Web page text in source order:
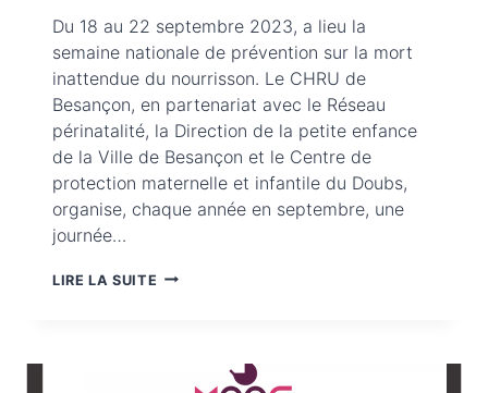
Du 18 au 22 septembre 2023, a lieu la
semaine nationale de prévention sur la mort
inattendue du nourrisson. Le CHRU de
Besançon, en partenariat avec le Réseau
périnatalité, la Direction de la petite enfance
de la Ville de Besançon et le Centre de
protection maternelle et infantile du Doubs,
organise, chaque année en septembre, une
journée…
LIRE LA SUITE MARDI